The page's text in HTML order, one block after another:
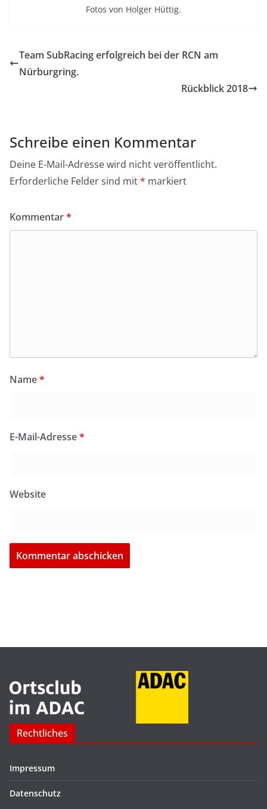
Fotos von Holger Hüttig.
Team SubRacing erfolgreich bei der RCN am
Nürburgring.
Rückblick 2018
Schreibe einen Kommentar
Deine E-Mail-Adresse wird nicht veröffentlicht.
Erforderliche Felder sind mit* markiert
Kommentar*
Name*
E-Mail-Adresse*
Website
Rechtliches
Impressum
Datenschutz